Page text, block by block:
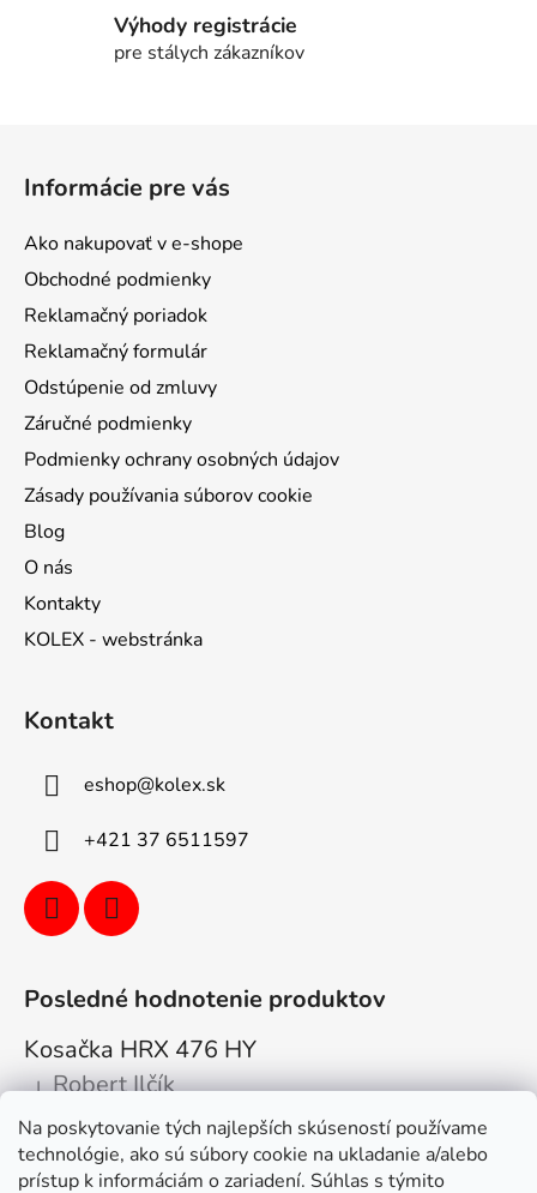
Na poskytovanie tých najlepších skúseností používame
technológie, ako sú súbory cookie na ukladanie a/alebo
prístup k informáciám o zariadení. Súhlas s týmito
Výhody registrácie
pre stálych zákazníkov
Informácie pre vás
Ako nakupovať v e-shope
Obchodné podmienky
Reklamačný poriadok
Reklamačný formulár
Odstúpenie od zmluvy
Záručné podmienky
Podmienky ochrany osobných údajov
Zásady používania súborov cookie
Blog
O nás
Kontakty
KOLEX - webstránka
Kontakt
eshop@kolex.sk
+421 37 6511597
Posledné hodnotenie produktov
Kosačka HRX 476 HY
Hodnotenie produktu je 5 z 5 hviezdičiek.
| Robert Ilčík
Super. Odporúčam